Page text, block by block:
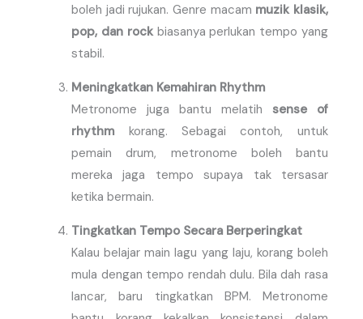
boleh jadi rujukan. Genre macam muzik klasik,
pop, dan rockbiasanya perlukan tempo yang
stabil.
Meningkatkan Kemahiran Rhythm
Metronome juga bantu melatih sense of
rhythm korang. Sebagai contoh, untuk
pemain drum, metronome boleh bantu
mereka jaga tempo supaya tak tersasar
ketika bermain.
Tingkatkan Tempo Secara Berperingkat
Kalau belajar main lagu yang laju, korang boleh
mula dengan tempo rendah dulu. Bila dah rasa
lancar, baru tingkatkan BPM. Metronome